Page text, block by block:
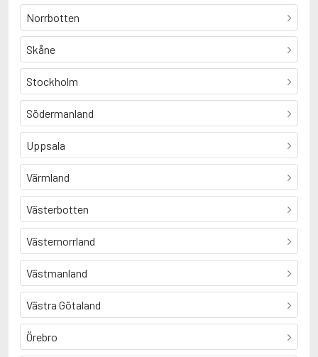
Norrbotten
Skåne
Stockholm
Södermanland
Uppsala
Värmland
Västerbotten
Västernorrland
Västmanland
Västra Götaland
Örebro